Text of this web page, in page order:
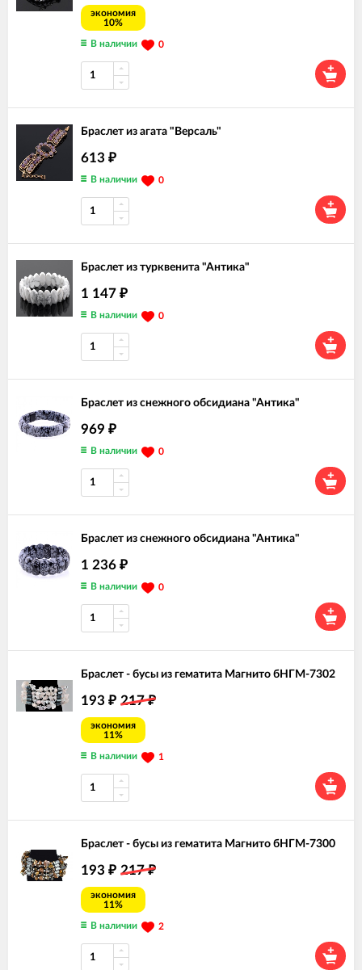
экономия
10%
В наличии 0
Браслет из агата "Версаль"
613 ₽
В наличии 0
Браслет из турквенита "Антика"
1 147 ₽
В наличии 0
Браслет из снежного обсидиана "Антика"
969 ₽
В наличии 0
Браслет из снежного обсидиана "Антика"
1 236 ₽
В наличии 0
Браслет - бусы из гематита Магнито бНГМ-7302
193 ₽ 217₽
экономия
11%
В наличии 1
Браслет - бусы из гематита Магнито бНГМ-7300
193 ₽ 217₽
экономия
11%
В наличии 2